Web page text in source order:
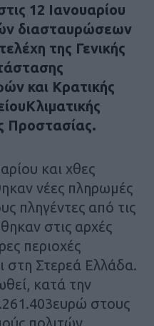
12 Ιανουαρίου
διασταυρώσεων
της Γενικής
και Κρατικής
Προστασίας.
και χθες
νέες πληρωμές
πληγέντες από τις
στις αρχές
περιοχές
στη Στερεά Ελλάδα.
κατά την
στους
πολιτών.